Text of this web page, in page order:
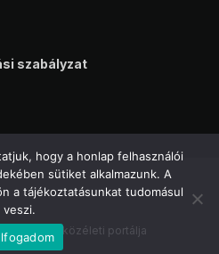
szabályzat
online közéleti portálja
hogy a honlap felhasználói
sütiket alkalmazunk. A
a tájékoztatásunkat tudomásul
veszi.